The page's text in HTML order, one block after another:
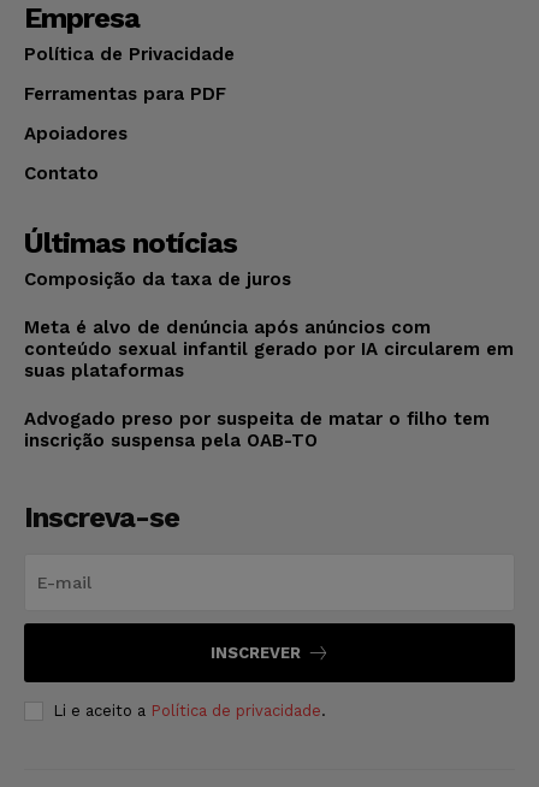
Empresa
Política de Privacidade
Ferramentas para PDF
Apoiadores
Contato
Últimas notícias
Composição da taxa de juros
Meta é alvo de denúncia após anúncios com
conteúdo sexual infantil gerado por IA circularem em
suas plataformas
Advogado preso por suspeita de matar o filho tem
inscrição suspensa pela OAB-TO
Inscreva-se
INSCREVER
Li e aceito a Política de privacidade.